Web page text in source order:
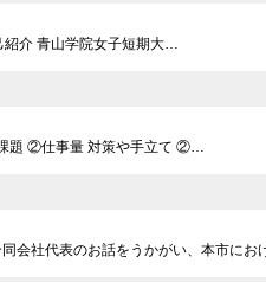
紹介 青山学院女子短期大…
題 ②仕事量 対策や手立て ②…
会社代表のお話をうかがい、本市に